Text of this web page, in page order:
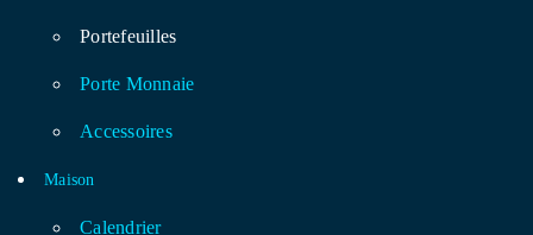
Portefeuilles
Porte Monnaie
Accessoires
Maison
Calendrier